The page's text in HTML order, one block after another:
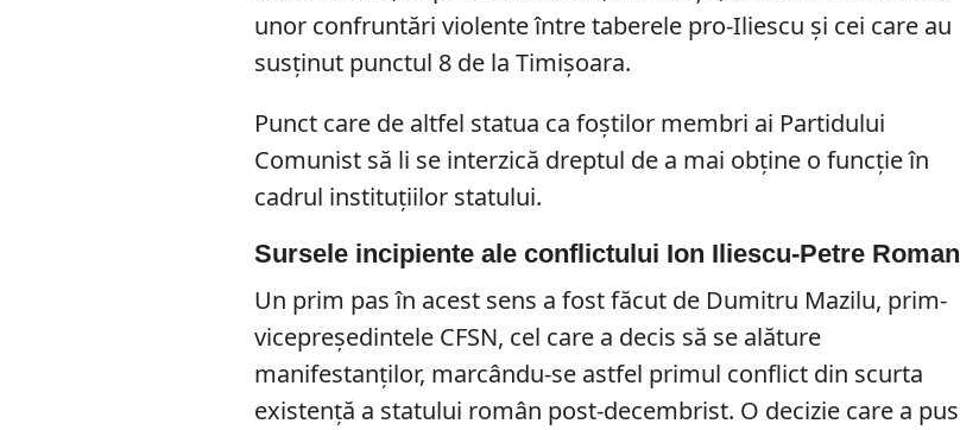
unor confruntări violente între taberele pro-Iliescu și cei care au
susținut punctul 8 de la Timișoara.
Punct care de altfel statua ca foștilor membri ai Partidului
Comunist să li se interzică dreptul de a mai obține o funcție în
cadrul instituțiilor statului.
Sursele incipiente ale conflictului Ion Iliescu-Petre Roman
Un prim pas în acest sens a fost făcut de Dumitru Mazilu, prim-
vicepreședintele CFSN, cel care a decis să se alăture
manifestanților, marcându-se astfel primul conflict din scurta
existență a statului român post-decembrist. O decizie care a pus